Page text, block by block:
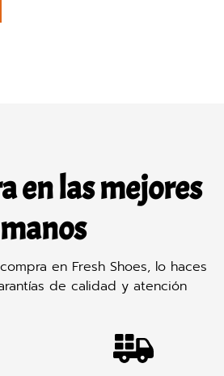
en las mejores
manos
en Fresh Shoes, lo haces
de calidad y atención